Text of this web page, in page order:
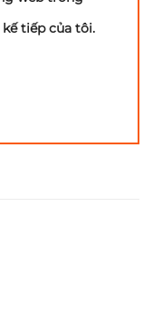
tiếp của tôi.